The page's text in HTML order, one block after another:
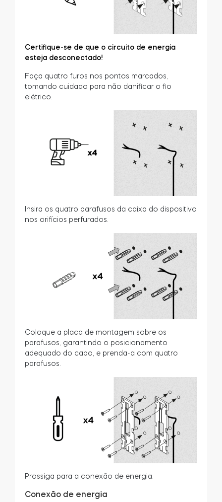
Certifique-se de que o circuito de energia
esteja desconectado!
Faça quatro furos nos pontos marcados,
tomando cuidado para não danificar o fio
elétrico.
Insira os quatro parafusos da caixa do dispositivo
nos orifícios perfurados.
Coloque a placa de montagem sobre os
parafusos, garantindo o posicionamento
adequado do cabo, e prenda-a com quatro
parafusos.
Prossiga para a conexão de energia.
Conexão de energia